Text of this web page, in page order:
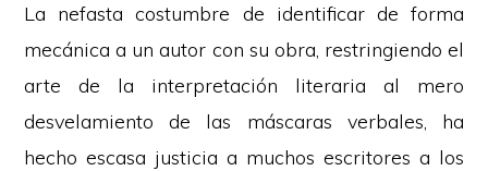
La nefasta costumbre de identificar de forma
mecánica a un autor con su obra, restringiendo el
arte de la interpretación literaria al mero
desvelamiento de las máscaras verbales, ha
hecho escasa justicia a muchos escritores a los